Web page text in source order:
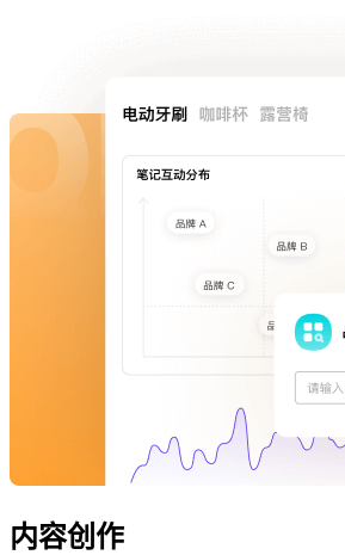
内容创作